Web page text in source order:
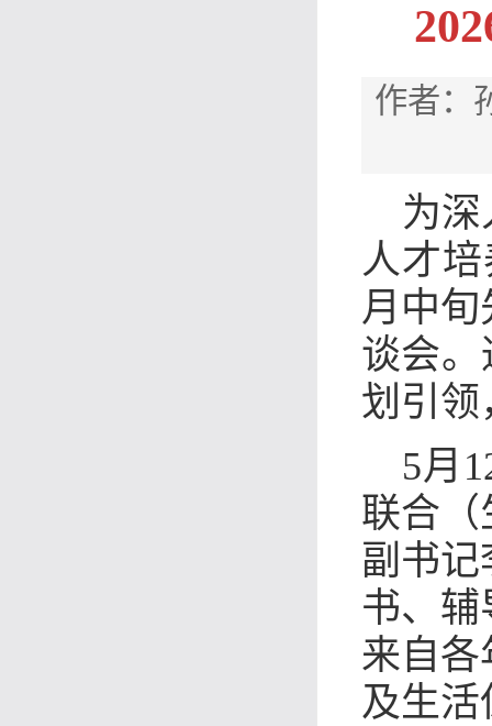
作者：
为
人才
月中
谈会。
划引领
5月
联合（
副书
书、
来自各
及生活